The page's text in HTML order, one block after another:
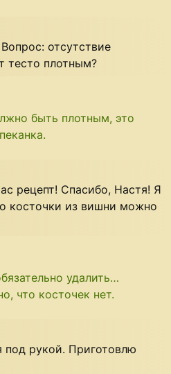
отсутствие
тесто плотным?
быть плотным, это
рецепт! Спасибо, Настя! Я
косточки из вишни можно
удалить…
что косточек нет.
под рукой. Приготовлю